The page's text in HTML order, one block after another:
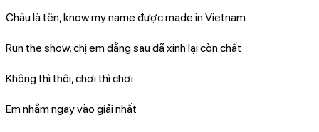
Châu là tên, know my name được made in Vietnam
Run the show, chị em đằng sau đã xinh lại còn chất
Không thì thôi, chơi thì chơi
Em nhắm ngay vào giải nhất